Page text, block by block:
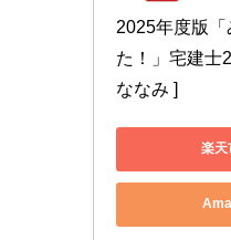
2025年度版
た！」宅建
ななみ ]
楽天